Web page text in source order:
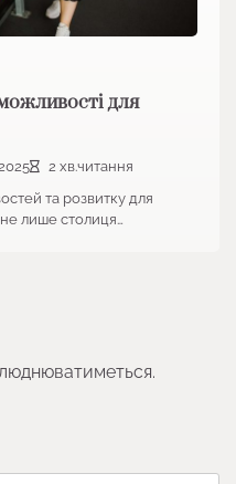
для
2 хв.читання
та розвитку для
лише столиця…